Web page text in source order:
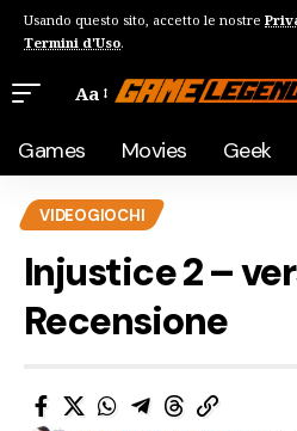
Usando questo sito, accetto le nostre
Termini d'Uso.
Aa
Games Movies Geek
VIDEOGIOCHI
Injustice 2 –
Recensione